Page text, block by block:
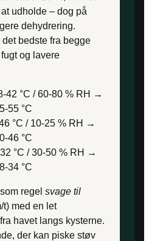
udholde – dog på
dehydrering.
bedste fra begge
og lavere
42 °C / 60-80 % RH →
55 °C
°C / 10-25 % RH →
46 °C
°C / 30-50 % RH →
34 °C
regel svage til
t) med en let
havet langs kysterne.
der kan piske støv